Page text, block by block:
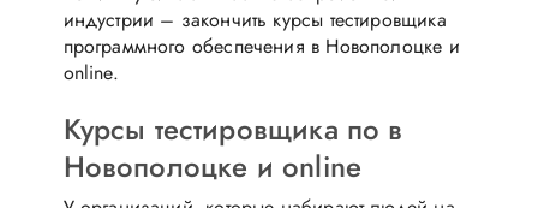
индустрии – закончить курсы тестировщика
программного обеспечения в Новополоцке и
online.
Курсы тестировщика по в
Новополоцке и online